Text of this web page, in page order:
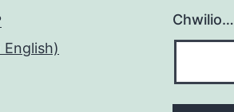
English)
Chwilio…